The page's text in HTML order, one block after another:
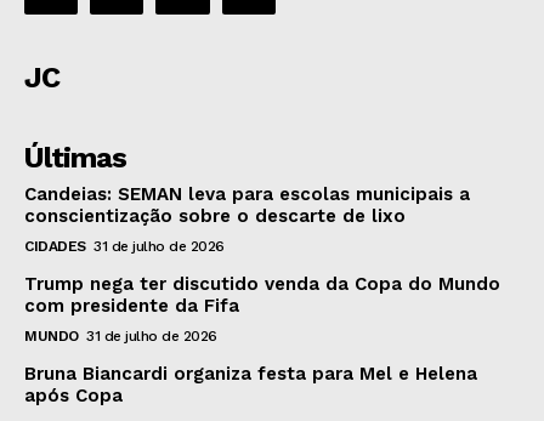
JC
Últimas
Candeias: SEMAN leva para escolas municipais a
conscientização sobre o descarte de lixo
CIDADES 31 de julho de 2026
Trump nega ter discutido venda da Copa do Mundo
com presidente da Fifa
MUNDO 31 de julho de 2026
Bruna Biancardi organiza festa para Mel e Helena
após Copa